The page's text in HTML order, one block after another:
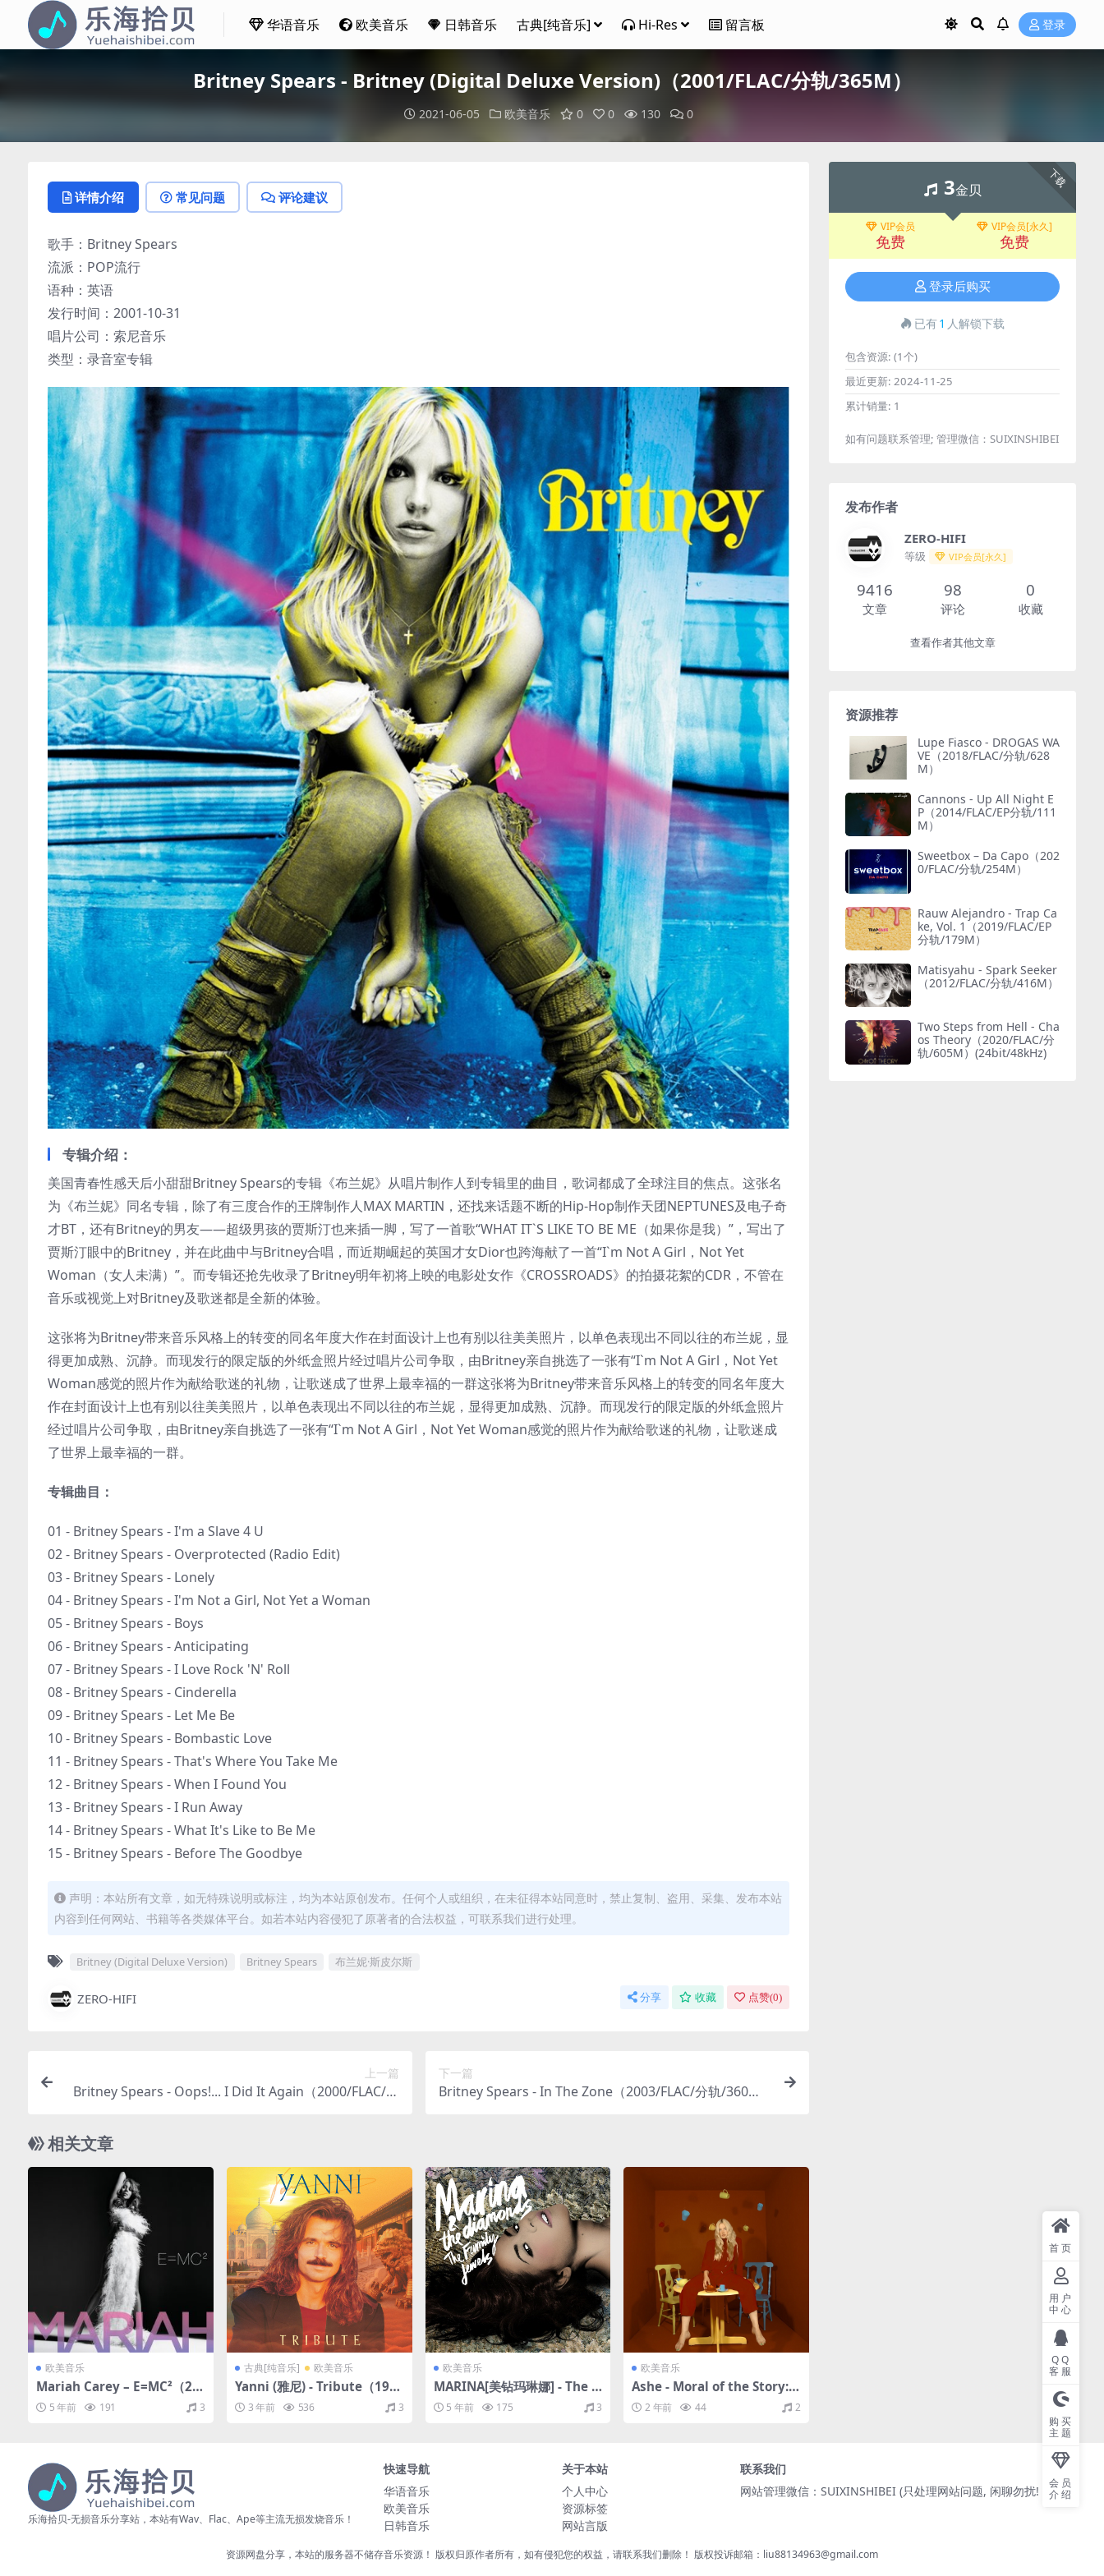
华语音乐 欧美音乐 日韩音乐 古典[纯音乐] Hi-Res 留言板 登录
Britney Spears - Britney (Digital Deluxe Version)（2001/FLAC/分轨/365M）
2021-06-05 欧美音乐 0 0 130 0
详情介绍 常见问题 评论建议
歌手：Britney Spears
流派：POP流行
语种：英语
发行时间：2001-10-31
唱片公司：索尼音乐
类型：录音室专辑
专辑介绍：
美国青春性感天后小甜甜Britney Spears的专辑《布兰妮》从唱片制作人到专辑里的曲目，歌词都成了全球注目的焦点。这张名
为《布兰妮》同名专辑，除了有三度合作的王牌制作人MAX MARTIN，还找来话题不断的Hip-Hop制作天团NEPTUNES及电子奇
才BT，还有Britney的男友——超级男孩的贾斯汀也来插一脚，写了一首歌“WHAT IT`S LIKE TO BE ME（如果你是我）”，写出了
贾斯汀眼中的Britney，并在此曲中与Britney合唱，而近期崛起的英国才女Dior也跨海献了一首“I`m Not A Girl，Not Yet
Woman（女人未满）”。而专辑还抢先收录了Britney明年初将上映的电影处女作《CROSSROADS》的拍摄花絮的CDR，不管在
音乐或视觉上对Britney及歌迷都是全新的体验。
这张将为Britney带来音乐风格上的转变的同名年度大作在封面设计上也有别以往美美照片，以单色表现出不同以往的布兰妮，显
得更加成熟、沉静。而现发行的限定版的外纸盒照片经过唱片公司争取，由Britney亲自挑选了一张有“I`m Not A Girl，Not Yet
Woman感觉的照片作为献给歌迷的礼物，让歌迷成了世界上最幸福的一群这张将为Britney带来音乐风格上的转变的同名年度大
作在封面设计上也有别以往美美照片，以单色表现出不同以往的布兰妮，显得更加成熟、沉静。而现发行的限定版的外纸盒照片
经过唱片公司争取，由Britney亲自挑选了一张有“I`m Not A Girl，Not Yet Woman感觉的照片作为献给歌迷的礼物，让歌迷成
了世界上最幸福的一群。
专辑曲目：
01 - Britney Spears - I'm a Slave 4 U
02 - Britney Spears - Overprotected (Radio Edit)
03 - Britney Spears - Lonely
04 - Britney Spears - I'm Not a Girl, Not Yet a Woman
05 - Britney Spears - Boys
06 - Britney Spears - Anticipating
07 - Britney Spears - I Love Rock 'N' Roll
08 - Britney Spears - Cinderella
09 - Britney Spears - Let Me Be
10 - Britney Spears - Bombastic Love
11 - Britney Spears - That's Where You Take Me
12 - Britney Spears - When I Found You
13 - Britney Spears - I Run Away
14 - Britney Spears - What It's Like to Be Me
15 - Britney Spears - Before The Goodbye
声明：本站所有文章，如无特殊说明或标注，均为本站原创发布。任何个人或组织，在未征得本站同意时，禁止复制、盗用、采集、发布本站
内容到任何网站、书籍等各类媒体平台。如若本站内容侵犯了原著者的合法权益，可联系我们进行处理。
Britney (Digital Deluxe Version) Britney Spears 布兰妮·斯皮尔斯
ZERO-HIFI 分享 收藏 点赞(0)
上一篇
Britney Spears - Oops!... I Did It Again（2000/FLAC/分
下一篇
Britney Spears - In The Zone（2003/FLAC/分轨/360
相关文章
欧美音乐
Mariah Carey – E=MC²（20
08/FLAC/分轨/367M）
5 年前 191 3
古典[纯音乐] 欧美音乐
Yanni (雅尼) - Tribute（199
7/FLAC/分轨/495M）
3 年前 536 3
欧美音乐
MARINA[美钻玛琳娜] - The F
amily Jewels（2010/FLAC/
分轨/326M）
5 年前 175 3
欧美音乐
Ashe - Moral of the Story: C
hapter 2（2019/FLAC/EP分
轨/77.4M）
2 年前 44 2
下载
3金贝
VIP会员
免费
VIP会员[永久]
免费
登录后购买
已有1 人解锁下载
包含资源: (1个)
最近更新: 2024-11-25
累计销量: 1
如有问题联系管理; 管理微信：SUIXINSHIBEI
发布作者
ZERO-HIFI
等级 VIP会员[永久]
9416
文章
98
评论
0
收藏
查看作者其他文章
资源推荐
Lupe Fiasco - DROGAS WA
VE（2018/FLAC/分轨/628
M）
Cannons - Up All Night E
P（2014/FLAC/EP分轨/111
M）
Sweetbox – Da Capo（202
0/FLAC/分轨/254M）
Rauw Alejandro - Trap Ca
ke, Vol. 1（2019/FLAC/EP
分轨/179M）
Matisyahu - Spark Seeker
（2012/FLAC/分轨/416M）
Two Steps from Hell - Cha
os Theory（2020/FLAC/分
轨/605M）(24bit/48kHz)
乐海拾贝-无损音乐分享站，本站有Wav、Flac、Ape等主流无损发烧音乐！
快速导航
华语音乐
欧美音乐
日韩音乐
关于本站
个人中心
资源标签
网站言版
联系我们
网站管理微信：SUIXINSHIBEI (只处理网站问题, 闲聊勿扰! )
资源网盘分享，本站的服务器不储存音乐资源！ 版权归原作者所有，如有侵犯您的权益，请联系我们删除！ 版权投诉邮箱：liu88134963@gmail.com
首页
用户
中心
QQ
客服
购买
主题
会员
介绍